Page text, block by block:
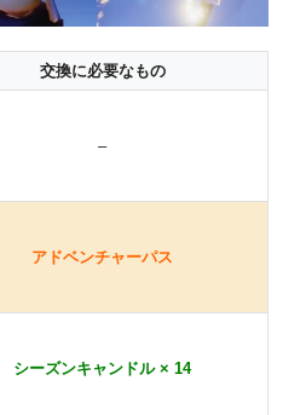
交換に必要なもの
–
アドベンチャーパス
シーズンキャンドル × 14